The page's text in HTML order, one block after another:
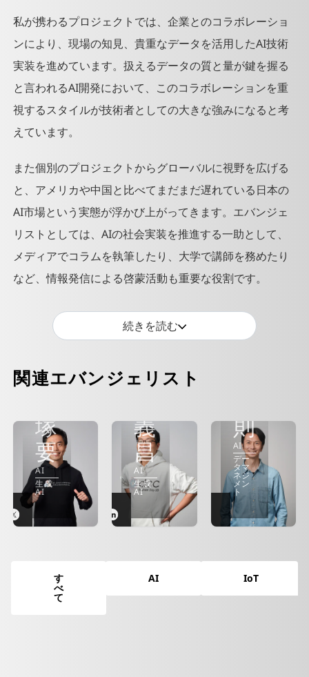
(AIE)卓越大
学院プログ
ラム」
Docomo
Business
Forum 22',
私が携わるプロジェクトでは、企業とのコラボレーショ
ンにより、現場の知見、貴重なデータを活用したAI技術
実装を進めています。扱えるデータの質と量が鍵を握る
と言われるAI開発において、このコラボレーションを重
視するスタイルが技術者としての大きな強みになると考
えています。
また個別のプロジェクトからグローバルに視野を広げる
と、アメリカや中国と比べてまだまだ遅れている日本の
AI市場という実態が浮かび上がってきます。エバンジェ
リストとしては、AIの社会実装を推進する一助として、
メディアでコラムを執筆したり、大学で講師を務めたり
など、情報発信による啓蒙活動も重要な役割です。
続きを読む
関連エバンジェリスト
塚
要
AI
生成
AI
岩
義
昌
AI
生成
AI
則
AI
デー
タマ
ネジ
メン
ト
す
べ
て
AI IoT